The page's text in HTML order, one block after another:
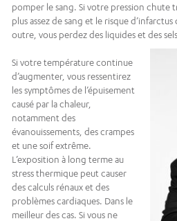
pomper le sang. Si votre pression chute
plus assez de sang et le risque
outre, vous perdez des liquides et des
Si votre température continue
d’augmenter, vous ressentirez
les symptômes de l’épuisement
causé par la chaleur,
notamment des
évanouissements, des crampes
et une soif extrême.
L’exposition à long terme au
stress thermique peut causer
des calculs rénaux et des
problèmes cardiaques. Dans le
meilleur des cas. Si vous ne